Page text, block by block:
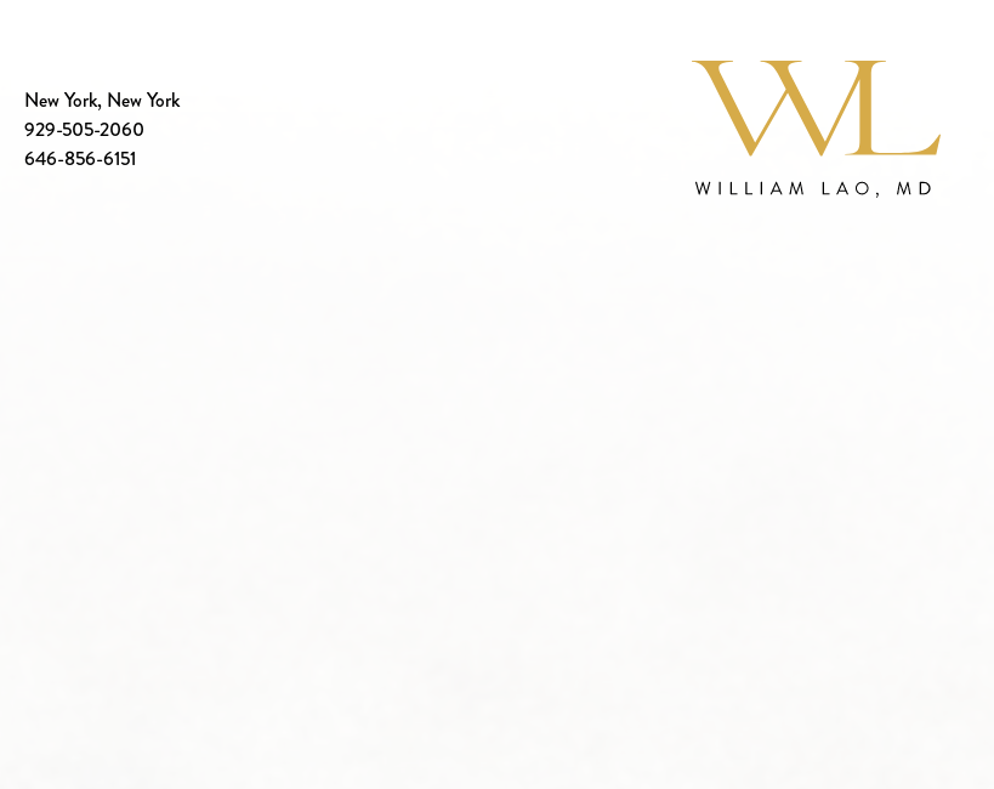
New York, New York
929-505-2060
646-856-6151